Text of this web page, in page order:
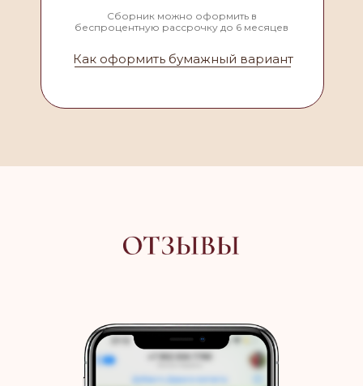
Сборник можно оформить в
беспроцентную рассрочку до 6 месяцев
Как оформить бумажный вариант